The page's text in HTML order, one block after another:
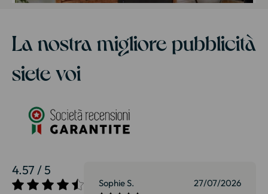
La nostra migliore pubblicità
siete voi
4.57 / 5
27/07/2026 Sophie S. 27/07/2026